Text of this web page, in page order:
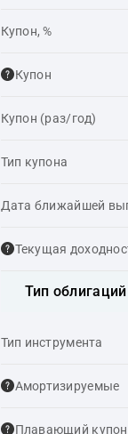
Купон, %
Купон
Купон (раз/год)
Тип купона
Дата ближайшей
Текущая
Тип облигаций
Тип инструмента
Амортизируемые
Плавающий купон